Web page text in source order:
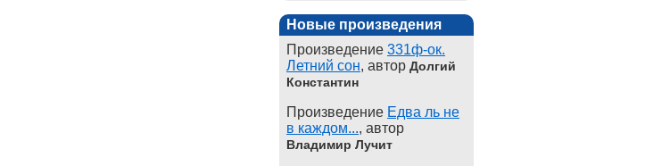
Новые произведения
Произведение 331ф-ок.
Летний сон, автор Долгий
Константин
Произведение Едва ль не
в каждом..., автор
Владимир Лучит